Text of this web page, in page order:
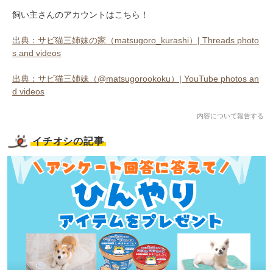
飼い主さんのアカウントはこちら！
出典：サビ猫三姉妹の家（matsugoro_kurashi）| Threads photo
s and videos
出典：サビ猫三姉妹（@matsugorookoku）| YouTube photos an
d videos
内容について報告する
イチオシの記事